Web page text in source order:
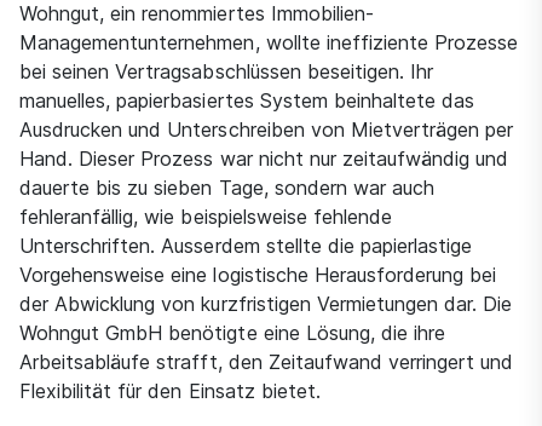
Wohngut, ein renommiertes Immobilien-
Managementunternehmen, wollte ineffiziente Prozesse
bei seinen Vertragsabschlüssen beseitigen. Ihr
manuelles, papierbasiertes System beinhaltete das
Ausdrucken und Unterschreiben von Mietverträgen per
Hand. Dieser Prozess war nicht nur zeitaufwändig und
dauerte bis zu sieben Tage, sondern war auch
fehleranfällig, wie beispielsweise fehlende
Unterschriften. Ausserdem stellte die papierlastige
Vorgehensweise eine logistische Herausforderung bei
der Abwicklung von kurzfristigen Vermietungen dar. Die
Wohngut GmbH benötigte eine Lösung, die ihre
Arbeitsabläufe strafft, den Zeitaufwand verringert und
Flexibilität für den Einsatz bietet.